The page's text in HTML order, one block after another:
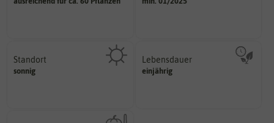
Wie viel ist enthalten und Pflanzgut sehr gut keimen
Standort
sonnig
Pflanze? (schattig, halbschattig,
sonnig, vollsonnig)
Lebensdauer
einjährig
einjährig, zweijährig oder
mehrjährig.